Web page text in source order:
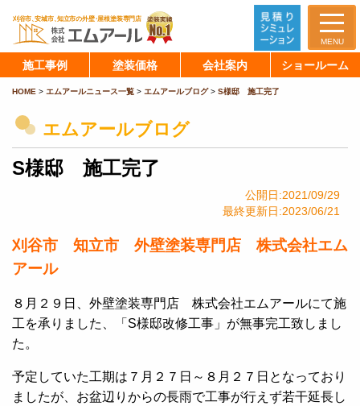
MENU
施工事例 塗装価格 会社案内 ショールーム
HOME > エムアールニュース一覧 > エムアールブログ> S様邸 施工完了
エムアールブログ
S様邸 施工完了
公開日:2021/09/29
最終更新日:2023/06/21
刈谷市 知立市 外壁塗装専門店 株式会社エム
アール
８月２９日、外壁塗装専門店 株式会社エムアールにて施
工を承りました、「S様邸改修工事」が無事完工致しまし
た。
予定していた工期は７月２７日～８月２７日となっており
ましたが、お盆辺りからの長雨で工事が行えず若干延長し